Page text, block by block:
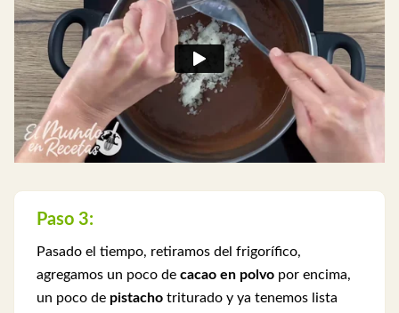
Paso 3:
Pasado el tiempo, retiramos del frigorífico,
agregamos un poco de cacao en polvo por encima,
un poco de pistacho triturado y ya tenemos lista